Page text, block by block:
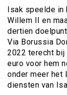
Isak speelde in
Willem II en
dertien
Via Borussia
2022 terecht
euro voor hem
onder meer het
diensten van